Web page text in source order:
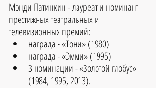
Мэнди Патинкин - лауреат и номинант
престижных театральных и
телевизионных премий:
награда - «Тони» (1980)
награда - «Эмми» (1995)
3 номинации - «Золотой глобус»
(1984, 1995, 2013).